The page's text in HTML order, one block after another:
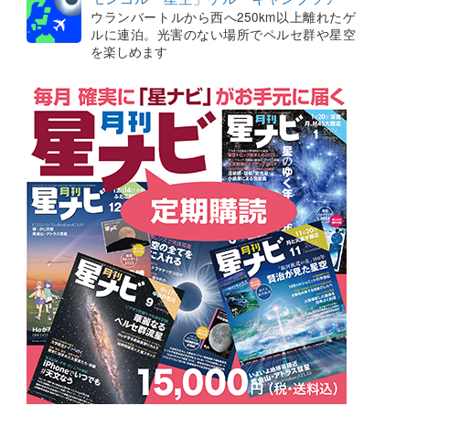
ウランバートルから西へ250km以上離れたゲ
ルに連泊。光害のない場所でペルセ群や星空
を楽しめます